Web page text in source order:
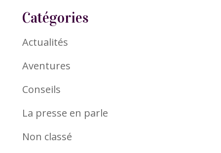
Catégories
Actualités
Aventures
Conseils
La presse en parle
Non classé